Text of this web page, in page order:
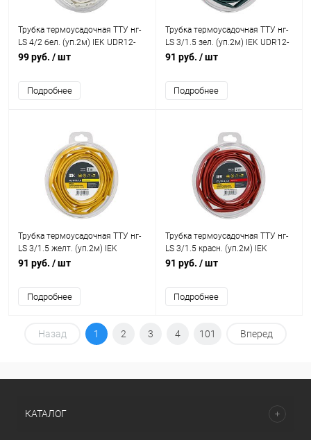
Трубка термоусадочная ТТУ нг-
LS 4/2 бел. (уп.2м) IEK UDR12-
004-002-002-K01-T
99 руб. / шт
Подробнее
Трубка термоусадочная ТТУ нг-
LS 3/1.5 зел. (уп.2м) IEK UDR12-
003-D15-002-K06-T
91 руб. / шт
Подробнее
Трубка термоусадочная ТТУ нг-
LS 3/1.5 желт. (уп.2м) IEK
UDR12-003-D15-002-K05-T
91 руб. / шт
Подробнее
Трубка термоусадочная ТТУ нг-
LS 3/1.5 красн. (уп.2м) IEK
UDR12-003-D15-002-K04-T
91 руб. / шт
Подробнее
Назад 1 2 3 4 101 Вперед
КАТАЛОГ